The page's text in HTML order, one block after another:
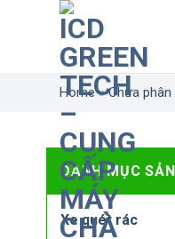
Home»Chưa phân
DANH MỤC
Xe quét rác